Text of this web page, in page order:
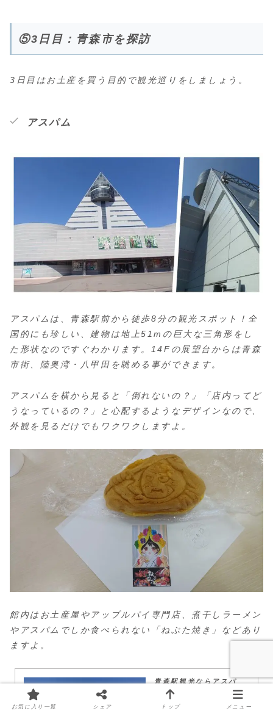
⑤3日目：青森市を探訪
3日目はお土産を買う目的で観光巡りをしましょう。
アスパム
アスパムは、青森駅前から徒歩8分の観光スポット！全
国的にも珍しい、建物は地上51mの巨大な三角形をし
た形状なのですぐわかります。14Fの展望台からは青森
市街、陸奥湾・八甲田を眺める事ができます。
アスパムを横から見ると「倒れないの？」「店内ってど
うなっているの？」と心配するようなデザインなので、
外観を見るだけでもワクワクしますよ。
館内はお土産屋やアップルパイ専門店、煮干しラーメン
やアスパムでしか食べられない「ねぶた焼き」などあり
ますよ。
青森駅観光ならアスパ
ム！食事ランチやお土産
が買える観光物産館 展望
レストラン アップルパイ
生まれも育ちも青森なのに、「ナ
お気に入り一覧 シェア トップ メニュー